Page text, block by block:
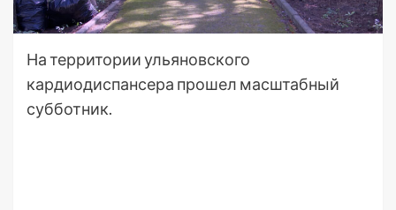
На территории ульяновского
кардиодиспансера прошел масштабный
субботник.